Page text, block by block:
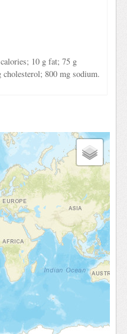
10 g fat; 75 g
800 mg sodium.